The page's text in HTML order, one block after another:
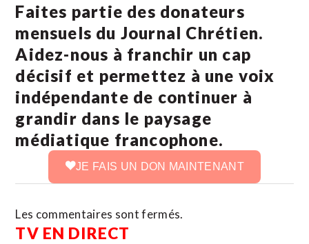
Faites partie des donateurs
mensuels du Journal Chrétien.
Aidez-nous à franchir un cap
décisif et permettez à une voix
indépendante de continuer à
grandir dans le paysage
médiatique francophone.
JE FAIS UN DON MAINTENANT
Les commentaires sont fermés.
TV EN DIRECT